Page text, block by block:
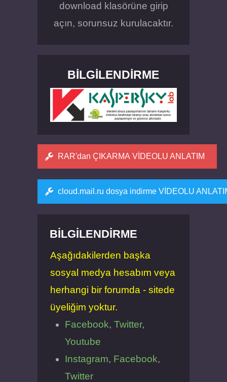
download klasörüne girip
açın, sorunsuz kurulacaktır.
BILGILENDIRME
RAR'dan ÇIKARMA VİDEOLU ANLATIM
cloud.mail.ru dosya indirme VİDEOLU
BILGILENDIRME
Aşağıdakilerden başka
sosyal medya hesabım veya
herhangi bir forumda - sitede
üyeliğim yoktur.
Facebook, Twitter,
Youtube
Instagram, Facebook,
Twitter